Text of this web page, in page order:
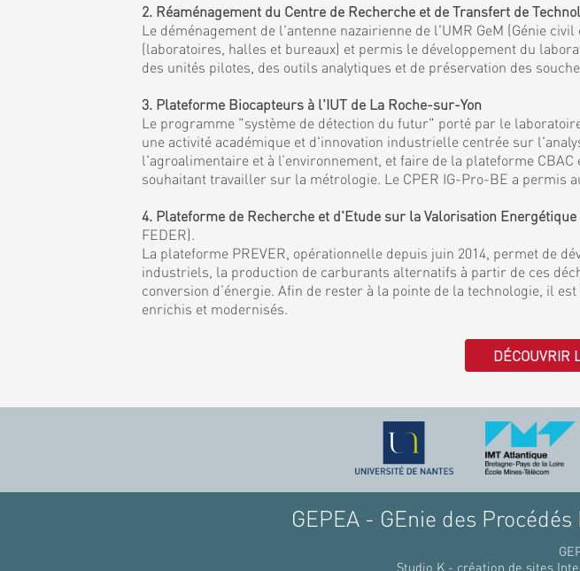
2. Réaménagement du Centre de Recherche et de Transfert de
Le déménagement de l'antenne nazairienne de l'UMR GeM (Génie
(laboratoires, halles et bureaux) et permis le développement du
des unités pilotes, des outils analytiques et de préservation des
3. Plateforme Biocapteurs à l'IUT de La Roche-sur-Yon
Le programme "système de détection du futur" porté par le
une activité académique et d'innovation industrielle centrée sur
l'agroalimentaire et à l’environnement, et faire de la plateforme
souhaitant travailler sur la métrologie. Le CPER IG-Pro-BE a permis
4. Plateforme de Recherche et d'Etude sur la Valorisation Energétique
FEDER).
La plateforme PREVER, opérationnelle depuis juin 2014, permet de
industriels, la production de carburants alternatifs à partir de ces
conversion d’énergie. Afin de rester à la pointe de la technologie, il
enrichis et modernisés.
DÉCOUVRIR
GEPEA - GEnie des
Studio K - création de sites